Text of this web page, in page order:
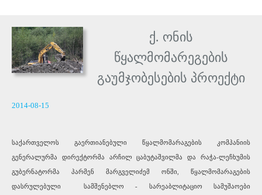
ქ. ონის
წყალმომარეგების
გაუმჯობესების პროექტი
2014-08-15
საქართველოს გაერთიანებული წყალმომარაგების კომპანიის
გენერალურმა დირექტორმა არჩილ ცაბუტაშვილმა და რაჭა-ლეჩხუმის
გუბერნატორმა პარმენ მარგველიძემ ონში, წყალმომარაგების
დასრულებული სამშენებლო - სარეაბლიტაციო სამუშაოები